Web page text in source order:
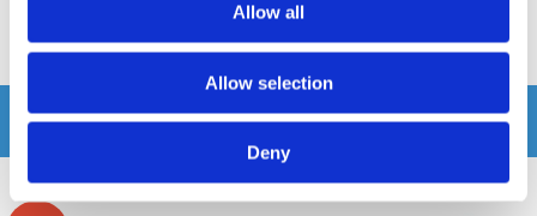
Allow all
Allow selection
Deny
Andra köpte även